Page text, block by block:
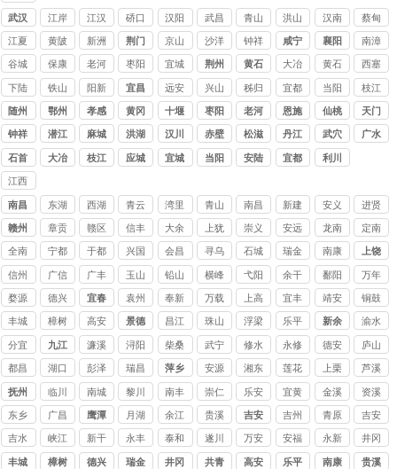
讨债
公司
武汉 江岸 江汉 硚口 汉阳 武昌 青山 洪山 汉南 蔡甸
江夏 黄陂 新洲 荆门 京山 沙洋 钟祥 咸宁 襄阳 南漳
谷城 保康
老河
口
枣阳 宜城 荆州 黄石 大冶
黄石
港
西塞
山
下陆 铁山 阳新 宜昌 远安 兴山 秭归 宜都 当阳 枝江
随州 鄂州 孝感 黄冈 十堰 枣阳
老河
口
恩施 仙桃 天门
钟祥 潜江 麻城 洪湖 汉川 赤壁 松滋
丹江
口
武穴 广水
石首 大冶 枝江 应城 宜城 当阳 安陆 宜都 利川
江西
讨债
公司
南昌 东湖 西湖 青云 湾里 青山 南昌 新建 安义 进贤
赣州 章贡 赣区 信丰 大余 上犹 崇义 安远 龙南 定南
全南 宁都 于都 兴国 会昌 寻乌 石城 瑞金 南康 上饶
信州 广信 广丰 玉山 铅山 横峰 弋阳 余干 鄱阳 万年
婺源 德兴 宜春 袁州 奉新 万载 上高 宜丰 靖安 铜鼓
丰城 樟树 高安
景德
镇
昌江 珠山 浮梁 乐平 新余 渝水
分宜 九江 濂溪 浔阳 柴桑 武宁 修水 永修 德安 庐山
都昌 湖口 彭泽 瑞昌 萍乡 安源 湘东 莲花 上栗 芦溪
抚州 临川 南城 黎川 南丰 崇仁 乐安 宜黄 金溪 资溪
东乡 广昌 鹰潭 月湖 余江 贵溪 吉安 吉州 青原 吉安
吉水 峡江 新干 永丰 泰和 遂川 万安 安福 永新
井冈
山
丰城 樟树 德兴 瑞金
井冈
共青
高安 乐平 南康 贵溪